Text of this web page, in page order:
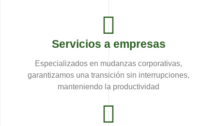
Servicios a empresas
Especializados en mudanzas corporativas,
garantizamos una transición sin interrupciones,
manteniendo la productividad